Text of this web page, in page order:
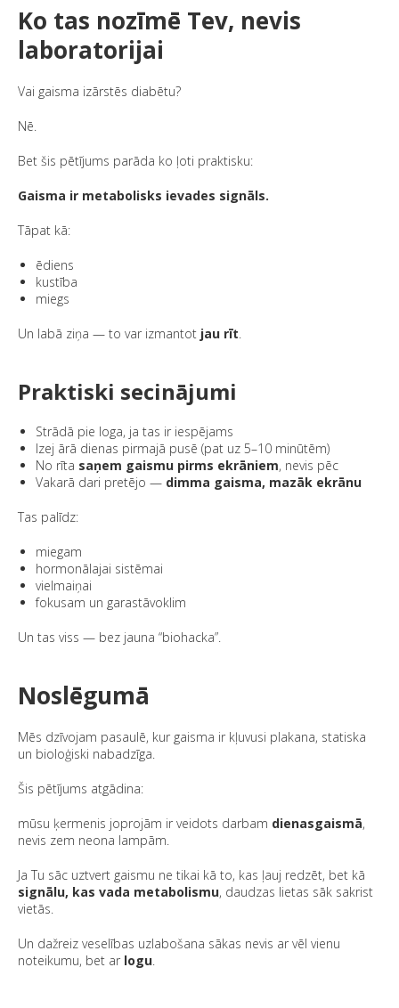
Ko tas nozīmē Tev, nevis
laboratorijai
Vai gaisma izārstēs diabētu?
Nē.
Bet šis pētījums parāda ko ļoti praktisku:
Gaisma ir metabolisks ievades signāls.
Tāpat kā:
ēdiens
kustība
miegs
Un labā ziņa — to var izmantot jau rīt.
Praktiski secinājumi
Strādā pie loga, ja tas ir iespējams
Izej ārā dienas pirmajā pusē (pat uz 5–10 minūtēm)
No rīta saņem gaismu pirms ekrāniem, nevis pēc
Vakarā dari pretējo — dimma gaisma, mazāk ekrānu
Tas palīdz:
miegam
hormonālajai sistēmai
vielmaiņai
fokusam un garastāvoklim
Un tas viss — bez jauna “biohacka”.
Noslēgumā
Mēs dzīvojam pasaulē, kur gaisma ir kļuvusi plakana, statiska
un bioloģiski nabadzīga.
Šis pētījums atgādina:
mūsu ķermenis joprojām ir veidots darbam dienasgaismā,
nevis zem neona lampām.
Ja Tu sāc uztvert gaismu ne tikai kā to, kas ļauj redzēt, bet kā
signālu, kas vada metabolismu, daudzas lietas sāk sakrist
vietās.
Un dažreiz veselības uzlabošana sākas nevis ar vēl vienu
noteikumu, bet ar logu.